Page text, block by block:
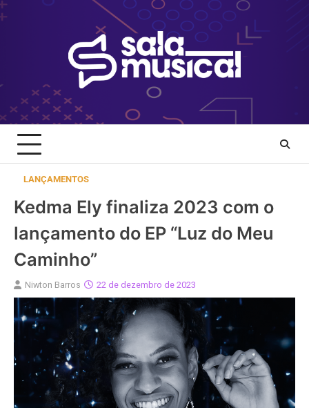
Skip
to
LANÇAMENTOS
Kedma Ely finaliza 2023 com o
lançamento do EP “Luz do Meu
Caminho”
Niwton Barros 22 de dezembro de 2023